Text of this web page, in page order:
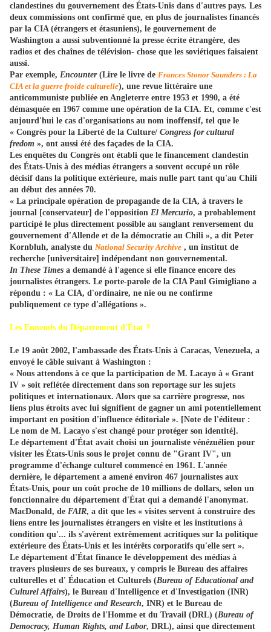
clandestines du gouvernement des États-Unis dans d'autres pays. Les
deux commissions ont confirmé que, en plus de journalistes financés
par la CIA (étrangers et étasuniens), le gouvernement de
Washington a aussi subventionné la presse écrite étrangère, des
radios et des chaînes de télévision- chose que les soviétiques faisaient
aussi.
Par exemple, Encounter(Lire le livre de Frances Stonor Saunders : La
CIA et la guerre froide culturelle), une revue littéraire une
anticommuniste publiée en Angleterre entre 1953 et 1990, a été
démasquée en 1967 comme une opération de la CIA. Et, comme c'est
aujourd'hui le cas d'organisations au nom inoffensif, tel que le
« Congrès pour la Liberté de la Culture/ Congress for cultural
fredom », ont aussi été des façades de la CIA.
Les enquêtes du Congrès ont établi que le financement clandestin
des États-Unis à des médias étrangers a souvent occupé un rôle
décisif dans la politique extérieure, mais nulle part tant qu'au Chili
au début des années 70.
« La principale opération de propagande de la CIA, à travers le
journal [conservateur] de l'opposition El Mercurio, a probablement
participé le plus directement possible au sanglant renversement du
gouvernement d'Allende et de la démocratie au Chili », a dit Peter
Kornbluh, analyste du National Security Archive , un institut de
recherche [universitaire] indépendant non gouvernemental.
In These Times a demandé à l'agence si elle finance encore des
journalistes étrangers. Le porte-parole de la CIA Paul Gimigliano a
répondu : « La CIA, d'ordinaire, ne nie ou ne confirme
publiquement ce type d'allégations ».
Les Ennemis du Département d'État ?
Le 19 août 2002, l'ambassade des États-Unis à Caracas, Venezuela, a
envoyé le câble suivant à Washington :
« Nous attendons à ce que la participation de M. Lacayo à « Grant
IV » soit reflétée directement dans son reportage sur les sujets
politiques et internationaux. Alors que sa carrière progresse, nos
liens plus étroits avec lui signifient de gagner un ami potentiellement
important en position d'influence éditoriale ». [Note de l'éditeur :
Le nom de M. Lacayo s'est changé pour protéger son identité].
Le département d'État avait choisi un journaliste vénézuélien pour
visiter les États-Unis sous le projet connu de "Grant IV", un
programme d'échange culturel commencé en 1961. L'année
dernière, le département a amené environ 467 journalistes aux
États-Unis, pour un coût proche de 10 millions de dollars, selon un
fonctionnaire du département d'État qui a demandé l'anonymat.
MacDonald, de FAIR, a dit que les « visites servent à construire des
liens entre les journalistes étrangers en visite et les institutions à
condition qu'... ils s'avèrent extrêmement acritiques sur la politique
extérieure des États-Unis et les intérêts corporatifs qu'elle sert ».
Le département d'État finance le développement des médias à
travers plusieurs de ses bureaux, y compris le Bureau des affaires
culturelles et d' Éducation et Culturels (Bureau of Educational and
Culturel Affairs), le Bureau d'Intelligence et d'Investigation (INR)
(Bureau of Intelligence and Research, INR) et le Bureau de
Démocratie, de Droits de l'Homme et du Travail (DRL) (Bureau of
Democracy, Human Rights, and Labor, DRL), ainsi que directement